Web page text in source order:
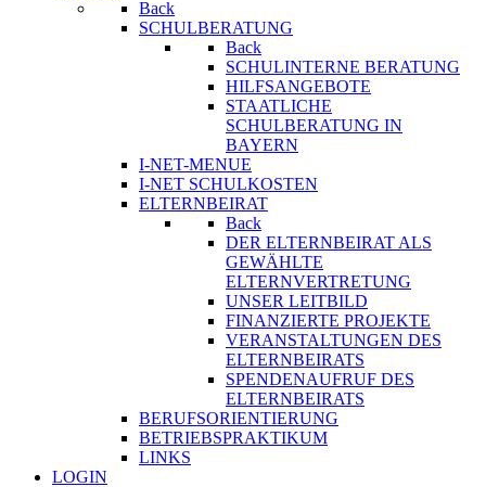
Back
SCHULBERATUNG
Back
SCHULINTERNE BERATUNG
HILFSANGEBOTE
STAATLICHE
SCHULBERATUNG IN
BAYERN
I-NET-MENUE
I-NET SCHULKOSTEN
ELTERNBEIRAT
Back
DER ELTERNBEIRAT ALS
GEWÄHLTE
ELTERNVERTRETUNG
UNSER LEITBILD
FINANZIERTE PROJEKTE
VERANSTALTUNGEN DES
ELTERNBEIRATS
SPENDENAUFRUF DES
ELTERNBEIRATS
BERUFSORIENTIERUNG
BETRIEBSPRAKTIKUM
LINKS
LOGIN